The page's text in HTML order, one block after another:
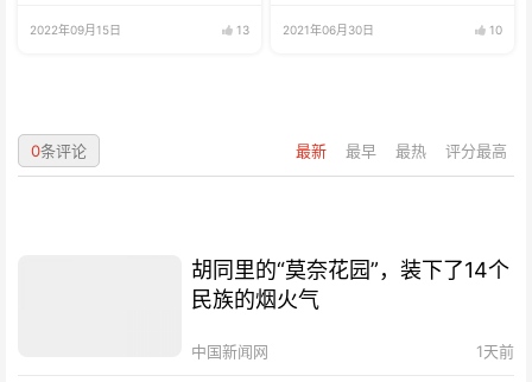
2022年09月15日 13 2021年06月30日 10
最新 最早 最热 评分最高
0条评论
胡同里的“莫奈花园”，装下了14个
民族的烟火气
中国新闻网 1天前